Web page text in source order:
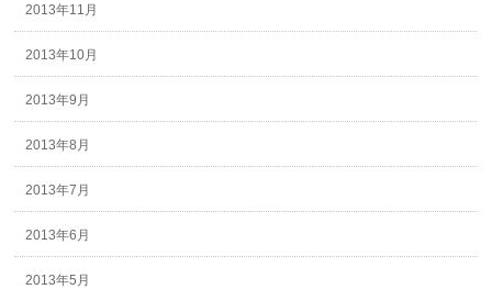
2013年11月
2013年10月
2013年9月
2013年8月
2013年7月
2013年6月
2013年5月